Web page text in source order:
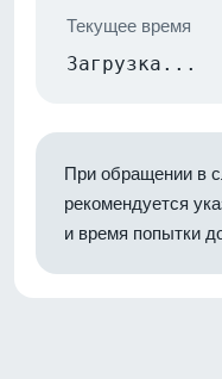
Текущее время
Загрузка...
При обращении в
рекомендуется
и время попытки